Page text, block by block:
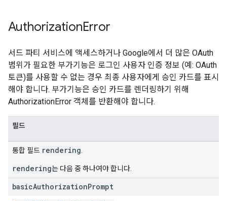
AuthorizationError
서드 파티 서비스에 액세스하거나 Google에서 더 많은 OAuth
범위가 필요한 부가기능은 로그인 사용자 인증 정보 (예: OAuth
토큰)를 사용할 수 없는 경우 최종 사용자에게 승인 카드를 표시
해야 합니다. 부가기능은 승인 카드를 렌더링하기 위해
AuthorizationError 객체를 반환해야 합니다.
필드
통합 필드 rendering
rendering는 다음 중 하나여야 합니다.
basicAuthorizationPrompt